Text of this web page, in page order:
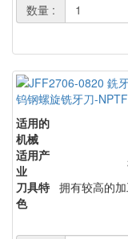
数量 :
钨钢螺旋铣牙刀-
适用的
机械
适用产
业
刀具特
色
拥有较高的